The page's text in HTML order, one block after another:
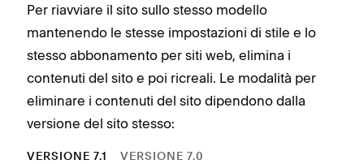
Per riavviare il sito sullo stesso modello
mantenendo le stesse impostazioni di stile e lo
stesso abbonamento per siti web, elimina i
contenuti del sito e poi ricreali. Le modalità per
eliminare i contenuti del sito dipendono dalla
versione del sito stesso:
VERSIONE 7.1 VERSIONE 7.0